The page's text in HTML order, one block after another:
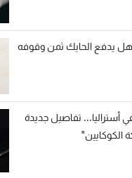
يدفع الحايك ثمن وقوفه
أستراليا... تفاصيل جديدة